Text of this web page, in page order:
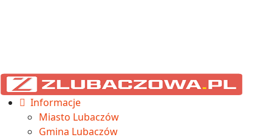
Informacje
Miasto Lubaczów
Gmina Lubaczów